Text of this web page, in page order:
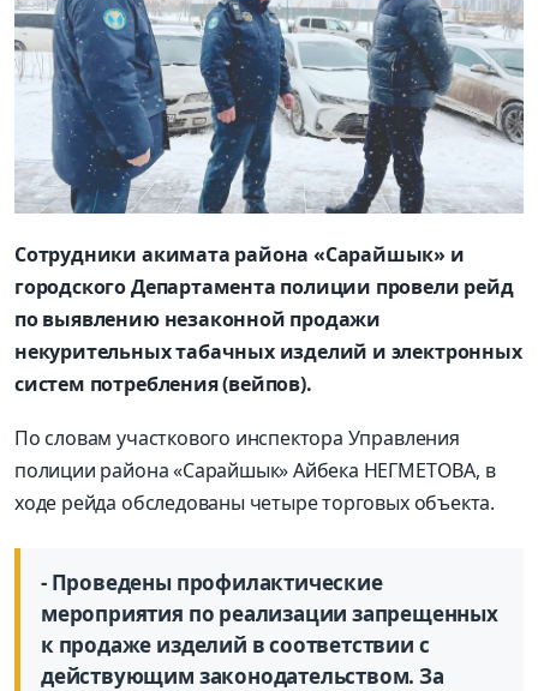
Сотрудники акимата района «Сарайшык» и
городского Департамента полиции провели рейд
по выявлению незаконной продажи
некурительных табачных изделий и электронных
систем потребления (вейпов).
По словам участкового инспектора Управления
полиции района «Сарайшык» Айбека НЕГМЕТОВА, в
ходе рейда обследованы четыре торговых объекта.
- Проведены профилактические
мероприятия по реализации запрещенных
к продаже изделий в соответствии с
действующим законодательством. За